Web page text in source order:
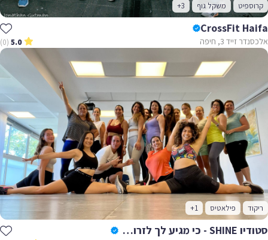
קרוספיט משקל גוף +3
CrossFit Haifa
אלכסנדר זייד 3, חיפה 5.0
(0)
ריקוד פילאטיס +1
סטודיו SHINE - כי מגיע לך לזרוח✨